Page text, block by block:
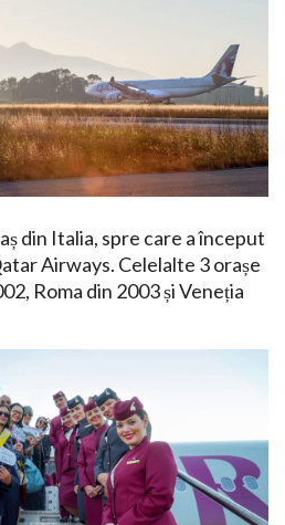
din Italia, spre care a început
Airways. Celelalte 3 orașe
Roma din 2003 și Veneția